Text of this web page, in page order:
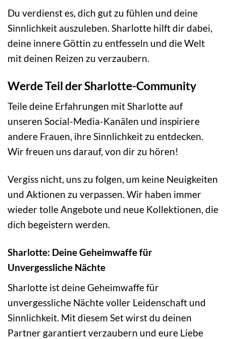
Du verdienst es, dich gut zu fühlen und deine
Sinnlichkeit auszuleben. Sharlotte hilft dir dabei,
deine innere Göttin zu entfesseln und die Welt
mit deinen Reizen zu verzaubern.
Werde Teil der Sharlotte-Community
Teile deine Erfahrungen mit Sharlotte auf
unseren Social-Media-Kanälen und inspiriere
andere Frauen, ihre Sinnlichkeit zu entdecken.
Wir freuen uns darauf, von dir zu hören!
Vergiss nicht, uns zu folgen, um keine Neuigkeiten
und Aktionen zu verpassen. Wir haben immer
wieder tolle Angebote und neue Kollektionen, die
dich begeistern werden.
Sharlotte: Deine Geheimwaffe für
Unvergessliche Nächte
Sharlotte ist deine Geheimwaffe für
unvergessliche Nächte voller Leidenschaft und
Sinnlichkeit. Mit diesem Set wirst du deinen
Partner garantiert verzaubern und eure Liebe